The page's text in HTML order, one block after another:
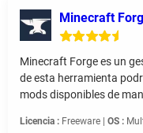
Minecraft
Minecraft Forge es un
de esta herramienta
mods disponibles de
Licencia : Freeware | OS :